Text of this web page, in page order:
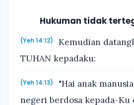
Hukuman tidak
(Yeh 14:12)
Kemudian
TUHAN kepadaku:
(Yeh 14:13)
"Hai anak
negeri berdosa kepada-Ku